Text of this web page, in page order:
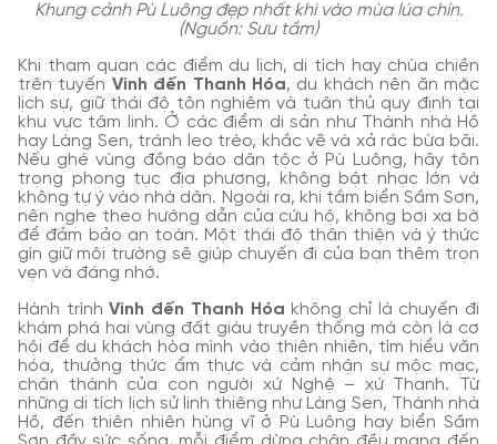
Khung cảnh Pù Luông đẹp nhất khi vào mùa lúa chín.
(Nguồn: Sưu tầm)
Khi tham quan các điểm du lịch, di tích hay chùa chiền
trên tuyến Vinh đến Thanh Hóa, du khách nên ăn mặc
lịch sự, giữ thái độ tôn nghiêm và tuân thủ quy định tại
khu vực tâm linh. Ở các điểm di sản như Thành nhà Hồ
hay Làng Sen, tránh leo trèo, khắc vẽ và xả rác bừa bãi.
Nếu ghé vùng đồng bào dân tộc ở Pù Luông, hãy tôn
trọng phong tục địa phương, không bật nhạc lớn và
không tự ý vào nhà dân. Ngoài ra, khi tắm biển Sầm Sơn,
nên nghe theo hướng dẫn của cứu hộ, không bơi xa bờ
để đảm bảo an toàn. Một thái độ thân thiện và ý thức
gìn giữ môi trường sẽ giúp chuyến đi của bạn thêm trọn
vẹn và đáng nhớ.
Hành trìnhVinh đến Thanh Hóa không chỉ là chuyến đi
khám phá hai vùng đất giàu truyền thống mà còn là cơ
hội để du khách hòa mình vào thiên nhiên, tìm hiểu văn
hóa, thưởng thức ẩm thực và cảm nhận sự mộc mạc,
chân thành của con người xứ Nghệ – xứ Thanh. Từ
những di tích lịch sử linh thiêng như Làng Sen, Thành nhà
Hồ, đến thiên nhiên hùng vĩ ở Pù Luông hay biển Sầm